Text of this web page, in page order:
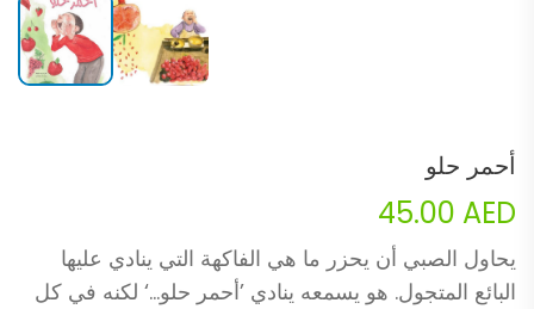
أحمر حلو
45.00 AED
يحاول الصبي أن يحزر ما هي الفاكهة التي ينادي عليها
البائع المتجول. هو يسمعه ينادي ’أحمر حلو…‘ لكنه في كل